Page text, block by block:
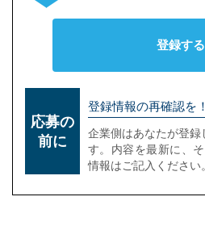
登録する
応募の
前に
登録情報の再確認を！
企業側はあなたが登録
す。内容を最新に、
情報はご記入ください